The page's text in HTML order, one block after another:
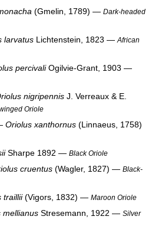
(Gmelin, 1789) — Dark-headed
larvatus Lichtenstein, 1823 — African
percivaliOgilvie-Grant, 1903 —
nigripennis J. Verreaux & E.
Oriole
Oriolus xanthornus (Linnaeus, 1758)
Sharpe 1892 — Black Oriole
cruentus (Wagler, 1827) — Black-
traillii(Vigors, 1832) — Maroon Oriole
mellianus Stresemann, 1922 — Silver